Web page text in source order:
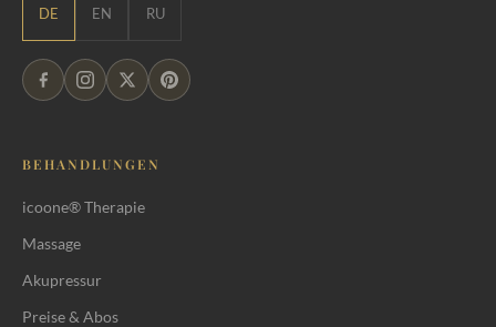
DE EN RU
BEHANDLUNGEN
icoone® Therapie
Massage
Akupressur
Preise & Abos